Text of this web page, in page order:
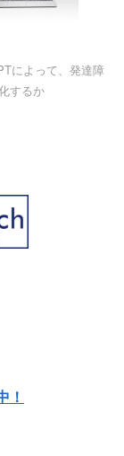
によって、発達障
するか
！